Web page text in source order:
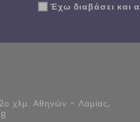
Έχω διαβάσει και
Αθηνών - Λαμίας,